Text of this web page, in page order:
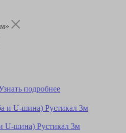
подробнее
U-шина) Рустикал 3м